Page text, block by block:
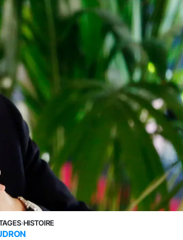
›HISTOIRE